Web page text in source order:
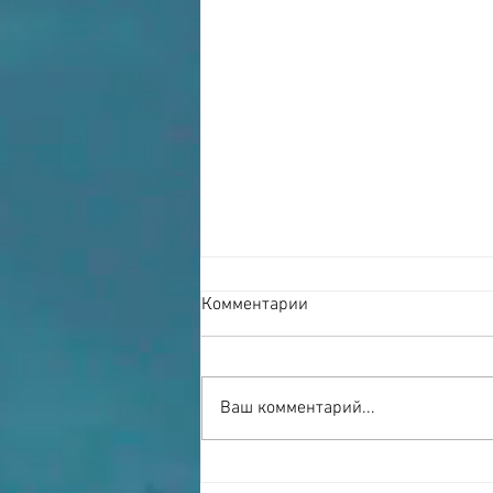
Комментарии
Ваш комментарий...